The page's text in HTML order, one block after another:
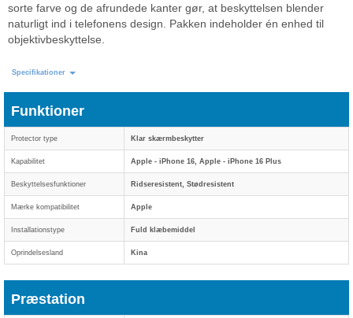
sorte farve og de afrundede kanter gør, at beskyttelsen blender
naturligt ind i telefonens design. Pakken indeholder én enhed til
objektivbeskyttelse.
Specifikationer
Funktioner
Protector type Klar skærmbeskytter
Kapabilitet Apple - iPhone 16, Apple - iPhone 16 Plus
Beskyttelsesfunktioner Ridseresistent, Stødresistent
Mærke kompatibilitet Apple
Installationstype Fuld klæbemiddel
Oprindelsesland Kina
Præstation